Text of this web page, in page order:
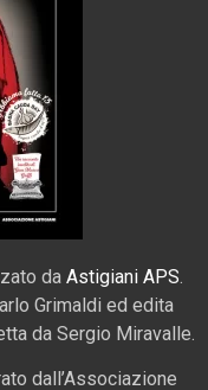
da Astigiani APS.
Grimaldi ed edita
da Sergio Miravalle.
dall’Associazione